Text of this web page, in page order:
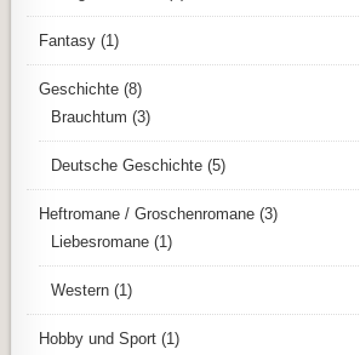
Fantasy (1)
Geschichte (8)
Brauchtum (3)
Deutsche Geschichte (5)
Heftromane / Groschenromane (3)
Liebesromane (1)
Western (1)
Hobby und Sport (1)